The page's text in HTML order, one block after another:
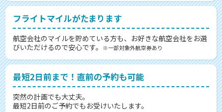
フライトマイルがたまります
航空会社のマイルを貯めている方も、お好きな航空会社をお選
びいただけるので安心です。
※一部対象外航空券あり
最短2日前まで！直前の予約も可能
突然の計画でも大丈夫。
最短2日前のご予約でもお受けいたします。